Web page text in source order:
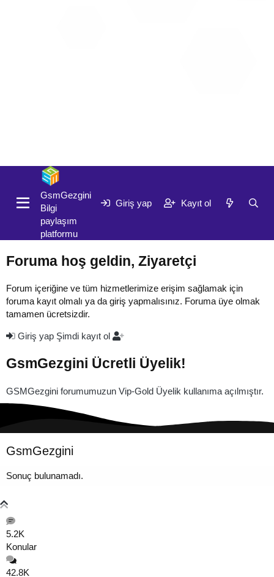
GsmGezgini
Bilgi
paylaşım
platformu
Giriş yap Kayıt ol
Foruma hoş geldin, Ziyaretçi
Forum içeriğine ve tüm hizmetlerimize erişim sağlamak için
foruma kayıt olmalı ya da giriş yapmalısınız. Foruma üye olmak
tamamen ücretsizdir.
Giriş yap Şimdi kayıt ol
GsmGezgini Ücretli Üyelik!
GSMGezgini forumumuzun Vip-Gold Üyelik kullanıma açılmıştır.
GsmGezgini
Sonuç bulunamadı.
5.2K
Konular
42.8K